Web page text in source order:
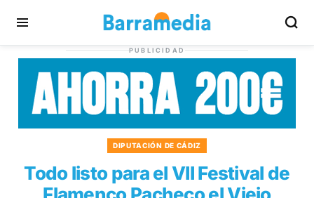
PUBLICIDAD
DIPUTACIÓN DE CÁDIZ
Todo listo para el VII Festival de